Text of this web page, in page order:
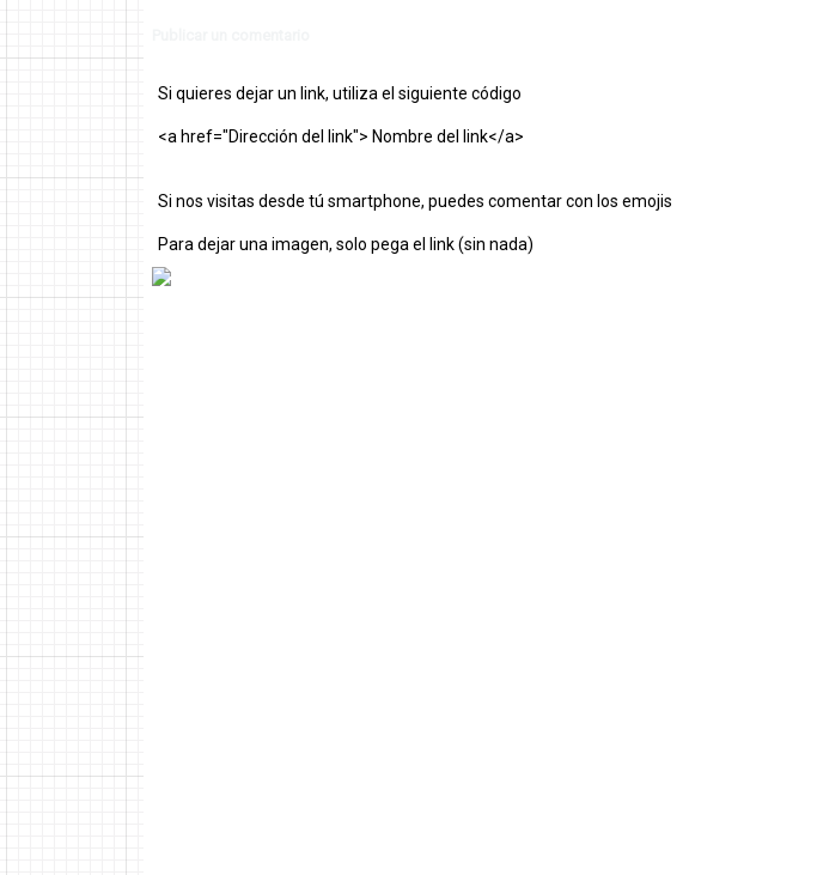
Si quieres dejar un link, utiliza el siguiente código
<a href="Dirección del link"> Nombre del link</a>
Si nos visitas desde tú smartphone, puedes comentar con los emojis
Para dejar una imagen, solo pega el link (sin nada)